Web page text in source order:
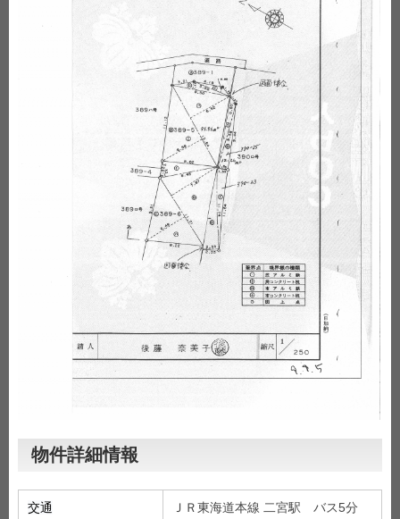
物件詳細情報
交通
ＪＲ東海道本線 二宮駅 バス5分